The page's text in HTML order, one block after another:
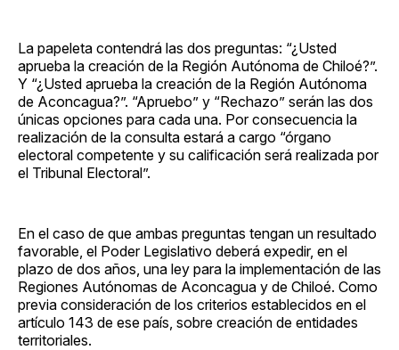
La papeleta contendrá las dos preguntas: “¿Usted
aprueba la creación de la Región Autónoma de Chiloé?”.
Y “¿Usted aprueba la creación de la Región Autónoma
de Aconcagua?”. “Apruebo” y “Rechazo” serán las dos
únicas opciones para cada una. Por consecuencia la
realización de la consulta estará a cargo “órgano
electoral competente y su calificación será realizada por
el Tribunal Electoral”.
En el caso de que ambas preguntas tengan un resultado
favorable, el Poder Legislativo deberá expedir, en el
plazo de dos años, una ley para la implementación de las
Regiones Autónomas de Aconcagua y de Chiloé. Como
previa consideración de los criterios establecidos en el
artículo 143 de ese país, sobre creación de entidades
territoriales.